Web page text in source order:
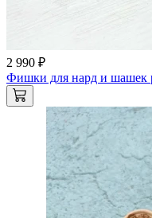
2 990 ₽
Фишки для нард и шашек